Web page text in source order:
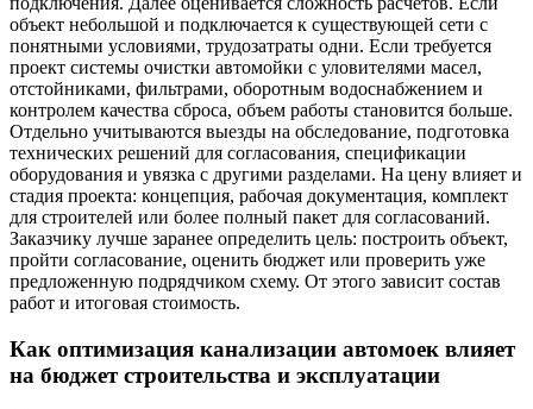
объект небольшой и подключается к существующей сети с
понятными условиями, трудозатраты одни. Если требуется
проект системы очистки автомойки с уловителями масел,
отстойниками, фильтрами, оборотным водоснабжением и
контролем качества сброса, объем работы становится больше.
Отдельно учитываются выезды на обследование, подготовка
технических решений для согласования, спецификации
оборудования и увязка с другими разделами. На цену влияет и
стадия проекта: концепция, рабочая документация, комплект
для строителей или более полный пакет для согласований.
Заказчику лучше заранее определить цель: построить объект,
пройти согласование, оценить бюджет или проверить уже
предложенную подрядчиком схему. От этого зависит состав
работ и итоговая стоимость.
Как оптимизация канализации автомоек влияет
на бюджет строительства и эксплуатации